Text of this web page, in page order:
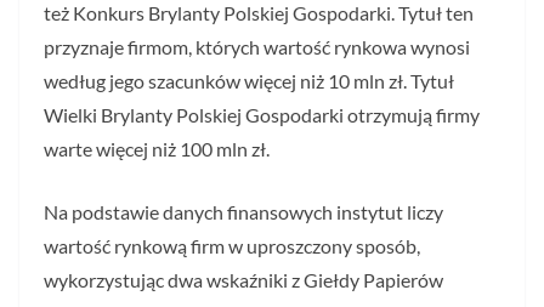
też Konkurs Brylanty Polskiej Gospodarki. Tytuł ten
przyznaje firmom, których wartość rynkowa wynosi
według jego szacunków więcej niż 10 mln zł. Tytuł
Wielki Brylanty Polskiej Gospodarki otrzymują firmy
warte więcej niż 100 mln zł.
Na podstawie danych finansowych instytut liczy
wartość rynkową firm w uproszczony sposób,
wykorzystując dwa wskaźniki z Giełdy Papierów